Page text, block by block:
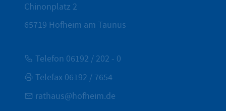
Chinonplatz 2
65719 Hofheim am Taunus
Telefon 06192 / 202 - 0
Telefax 06192 / 7654
rathaus@hofheim.de